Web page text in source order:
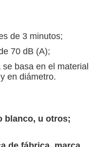
de 3 minutos;
70 dB (A);
basa en el material
en diámetro.
blanco, u otros;